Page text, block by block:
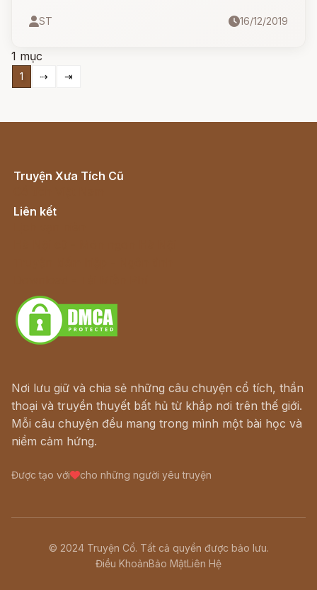
ST 16/12/2019
1 mục
1 ⇢ ⇥
Truyện Xưa Tích Cũ
Liên kết
Nơi lưu giữ và chia sẻ những câu chuyện cổ tích, thần
thoại và truyền thuyết bất hủ từ khắp nơi trên thế giới.
Mỗi câu chuyện đều mang trong mình một bài học và
niềm cảm hứng.
Được tạo với cho những người yêu truyện
© 2024 Truyện Cổ. Tất cả quyền được bảo lưu.
Điều KhoảnBảo MậtLiên Hệ